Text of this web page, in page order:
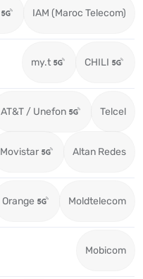
IAM (Maroc Telecom)
my.t CHILI
AT&T / Unefon Telcel
Movistar Altan Redes
Orange Moldtelecom
Mobicom